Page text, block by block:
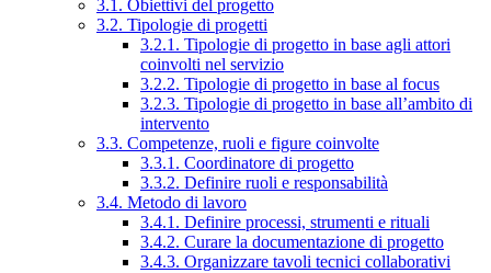
3.1. Obiettivi del progetto
3.2. Tipologie di progetti
3.2.1. Tipologie di progetto in base agli attori
coinvolti nel servizio
3.2.2. Tipologie di progetto in base al focus
3.2.3. Tipologie di progetto in base all’ambito di
intervento
3.3. Competenze, ruoli e figure coinvolte
3.3.1. Coordinatore di progetto
3.3.2. Definire ruoli e responsabilità
3.4. Metodo di lavoro
3.4.1. Definire processi, strumenti e rituali
3.4.2. Curare la documentazione di progetto
3.4.3. Organizzare tavoli tecnici collaborativi